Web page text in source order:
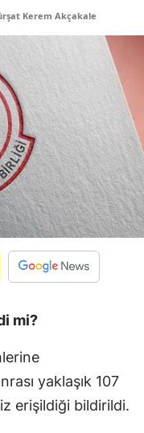
Kerem Akçakale
mi?
yaklaşık 107
erişildiği bildirildi.